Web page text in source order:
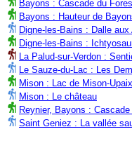
Bayons : Cascade du
Bayons : Hauteur de
Digne-les-Bains : Dalle aux
Digne-les-Bains :
La Palud-sur-Verdon :
Le Sauze-du-Lac : Les
Mison : Lac de Mison-Upaix
Mison : Le château
Reynier, Bayons :
Saint Geniez : La vallée